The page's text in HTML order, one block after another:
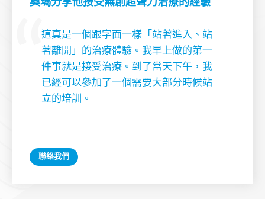
這真是一個跟字面一樣「站著進入、站
著離開」的治療體驗。我早上做的第一
件事就是接受治療。到了當天下午，我
已經可以參加了一個需要大部分時候站
立的培訓。
聯絡我們